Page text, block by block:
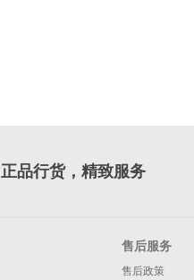
正品行货，精致服务
售后服务
售后政策